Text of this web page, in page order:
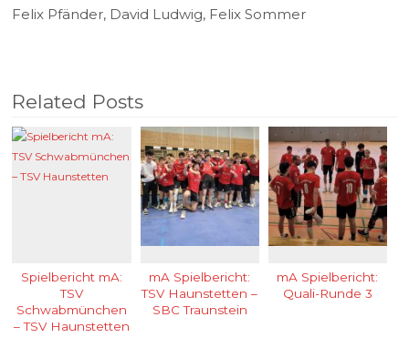
Felix Pfänder, David Ludwig, Felix Sommer
Related Posts
Spielbericht mA:
TSV
Schwabmünchen
– TSV Haunstetten
mA Spielbericht:
TSV Haunstetten –
SBC Traunstein
mA Spielbericht:
Quali-Runde 3